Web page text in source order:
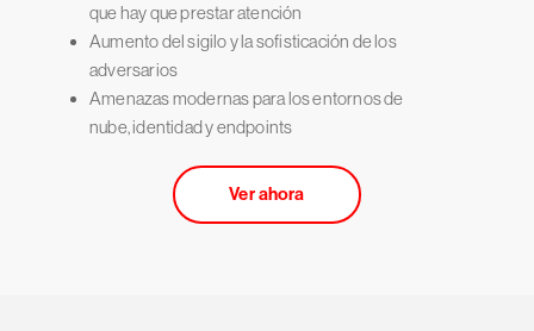
que hay que prestar atención
Aumento del sigilo y la sofisticación de los
adversarios
Amenazas modernas para los entornos de
nube, identidad y endpoints
Ver ahora